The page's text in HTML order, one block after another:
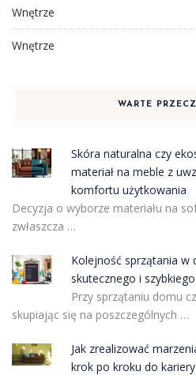
Wnętrze
Wnętrze
WARTE
Skóra naturalna czy
materiał na meble z
komfortu użytkowania
Decyzja o wyborze materiału na
zwłaszcza …
Kolejność sprzątania w
skutecznego i
Przy sprzątaniu domu
skupiając się na poszczególnych …
Jak zrealizować
krok po kroku do